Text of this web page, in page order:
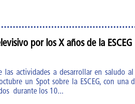
por los X años de la ESCEG
las actividades a desarrollar en saludo
un Spot sobre la ESCEG, con
durante los 10...